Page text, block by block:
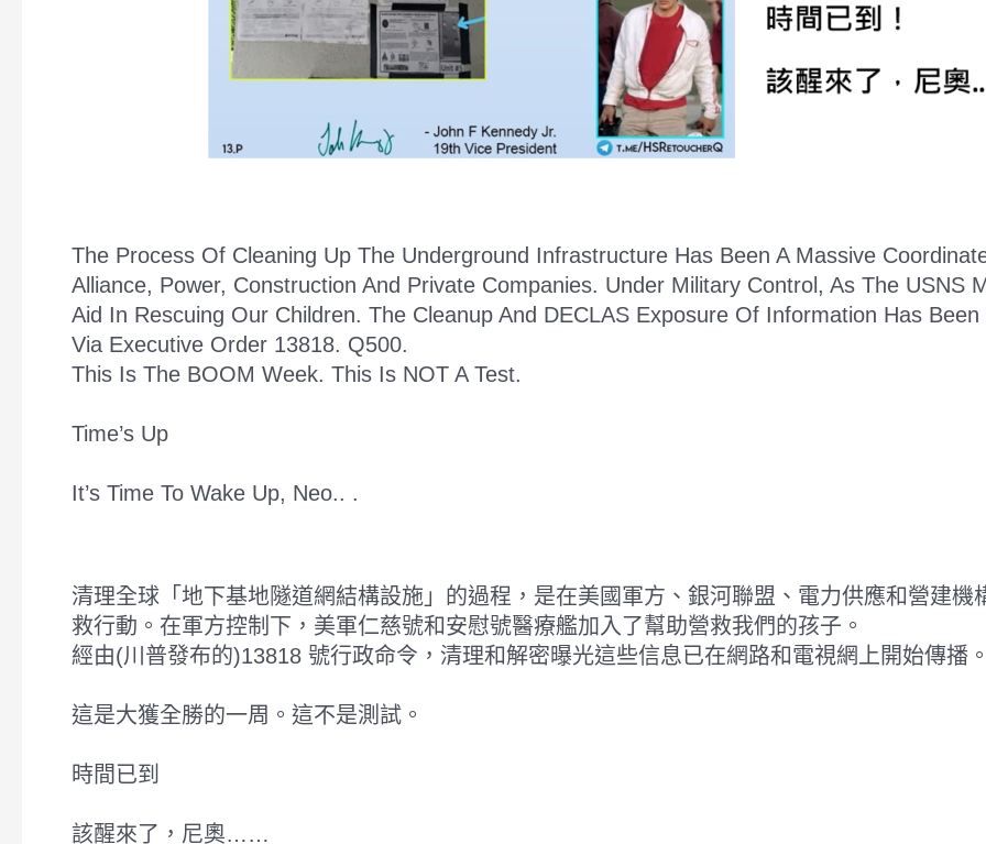
The Process Of Cleaning Up The Underground Infrastructure Has Been A Massive
Alliance, Power, Construction And Private Companies. Under Military Control, As The USNS
Aid In Rescuing Our Children. The Cleanup And DECLAS Exposure Of Information Has
Via Executive Order 13818. Q500.
This Is The BOOM Week. This Is NOT A Test.
Time’s Up
It’s Time To Wake Up, Neo.. .
清理全球「地下基地隧道網結構設施」的過程，是在美國軍方、銀河聯盟、電力供應和營建
救行動。在軍方控制下，美軍仁慈號和安慰號醫療艦加入了幫助營救我們的孩子。
經由(川普發布的)13818 號行政命令，清理和解密曝光這些信息已在網路和電視網上開始傳播
這是大獲全勝的一周。這不是測試。
時間已到
該醒來了，尼奧……